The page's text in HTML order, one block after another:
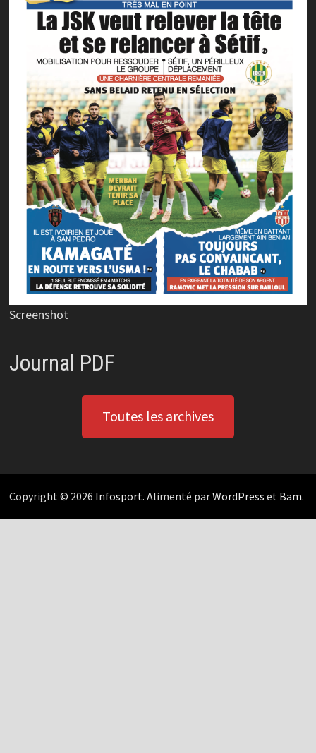
Screenshot
Journal PDF
Toutes les archives
Copyright © 2026 Infosport. Alimenté parWordPress et Bam.